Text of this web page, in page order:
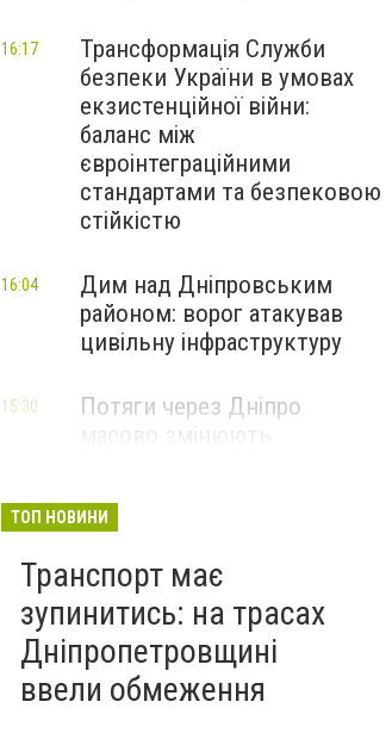
Трансформація Служби
безпеки України в умовах
екзистенційної війни:
баланс між
євроінтеграційними
стандартами та безпековою
стійкістю
16:17
Дим над Дніпровським
районом: ворог атакував
цивільну інфраструктуру
16:04
Потяги через Дніпро
15:30
ТОП НОВИНИ
Транспорт має
зупинитись: на трасах
Дніпропетровщині
ввели обмеження